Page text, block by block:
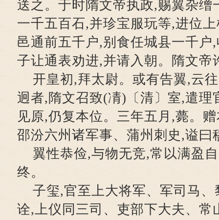
送之。于时隋文帝执政,赐翼杂缯
一千五百石,并珍宝服玩等,进位
邑通前五千户,别食任城县一千户
子让通表劝进,并请入朝。隋文帝
开皇初,拜太尉。或有告翼,云
迥者,隋文召致(凊)〔清〕室,遣理
见原,仍复本位。三年五月,薨。
邵汾六州诸军事、蒲州刺史,谥曰
翼性恭俭,与物无竞,常以满盈
终。
子玺,官至上大将军、军司马
诠,上仪同三司、吏部下大夫、常